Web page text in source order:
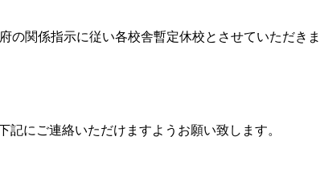
関係指示に従い各校舎暫定休校とさせていただき
にご連絡いただけますようお願い致します。